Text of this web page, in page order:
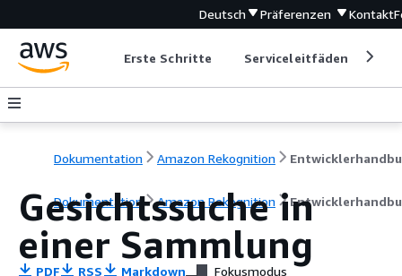
Deutsch Präferenzen Kontakt
Erste Schritte Serviceleitfäden
Dokumentation Amazon Rekognition
Dokumentation Amazon Rekognition
Gesichtssuche in
einer Sammlung
PDF RSS Markdown Fokusmodus